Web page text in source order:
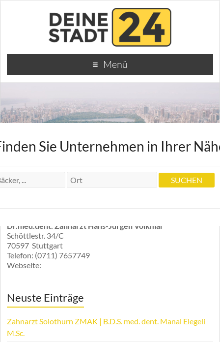
Menü
Volkmar
Sie Unternehmen in Ihrer
Dr.med.dent. Zahnarzt Hans-Jürgen Volkmar
Schöttlestr. 34/C
70597 Stuttgart
Telefon: (0711) 7657749
Webseite:
Neuste Einträge
Zahnarzt Solothurn ZMAK | B.D.S. med. dent. Manal Elegeli
M.Sc.